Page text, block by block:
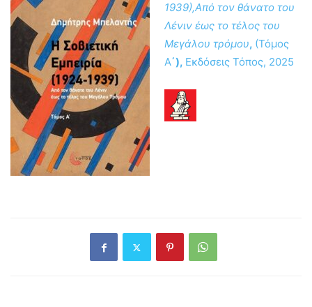
1939),Από τον θάνατο του
Λένιν έως το τέλος του
Μεγάλου τρόμου, (Τόμος
Α΄), Εκδόσεις Τόπος, 2025